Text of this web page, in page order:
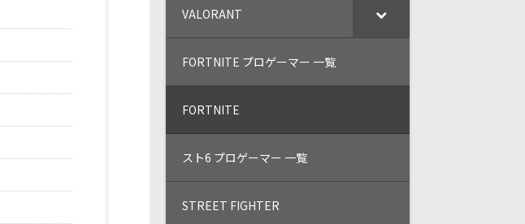
VALORANT
FORTNITE プロゲーマー 一覧
FORTNITE
スト6 プロゲーマー 一覧
STREET FIGHTER